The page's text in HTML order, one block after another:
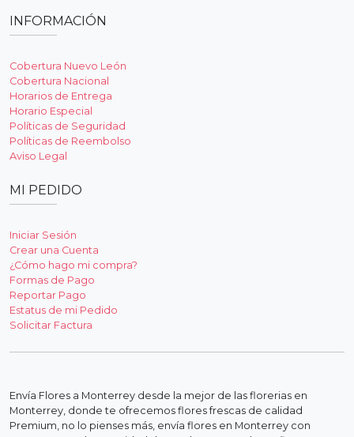
INFORMACIÓN
Cobertura Nuevo León
Cobertura Nacional
Horarios de Entrega
Horario Especial
Políticas de Seguridad
Políticas de Reembolso
Aviso Legal
MI PEDIDO
Iniciar Sesión
Crear una Cuenta
¿Cómo hago mi compra?
Formas de Pago
Reportar Pago
Estatus de mi Pedido
Solicitar Factura
Envía Flores a Monterrey desde la mejor de las florerias en
Monterrey, donde te ofrecemos flores frescas de calidad
Premium, no lo pienses más, envía flores en Monterrey con